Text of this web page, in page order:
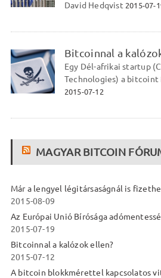
David Hedqvist 2015-07-
Bitcoinnal a
Egy Dél-afrikai startup
Technologies) a bitcoint
2015-07-12
MAGYAR BITCOIN
Már a lengyel légitársaságnál is
2015-08-09
Az Európai Unió Bírósága
2015-07-19
Bitcoinnal a kalózok ellen?
2015-07-12
A bitcoin blokkmérettel kapcsolatos